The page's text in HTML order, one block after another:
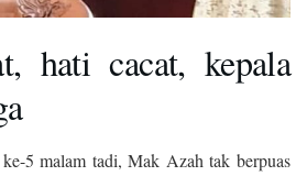
hati cacat, kepala
5 malam tadi, Mak Azah tak berpuas